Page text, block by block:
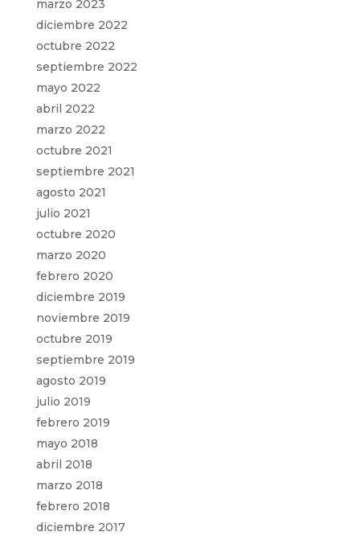
marzo 2023
diciembre 2022
octubre 2022
septiembre 2022
mayo 2022
abril 2022
marzo 2022
octubre 2021
septiembre 2021
agosto 2021
julio 2021
octubre 2020
marzo 2020
febrero 2020
diciembre 2019
noviembre 2019
octubre 2019
septiembre 2019
agosto 2019
julio 2019
febrero 2019
mayo 2018
abril 2018
marzo 2018
febrero 2018
diciembre 2017